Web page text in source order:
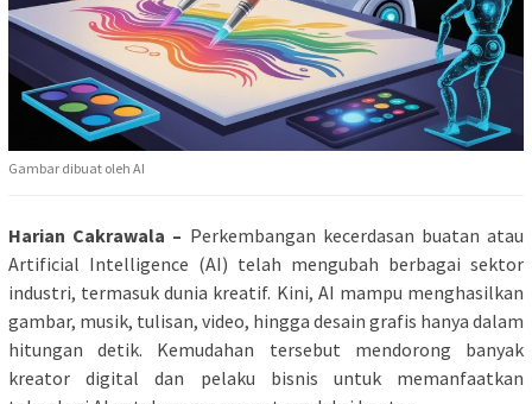
Gambar dibuat oleh AI
Harian Cakrawala – Perkembangan kecerdasan buatan atau
Artificial Intelligence (AI) telah mengubah berbagai sektor
industri, termasuk dunia kreatif. Kini, AI mampu menghasilkan
gambar, musik, tulisan, video, hingga desain grafis hanya dalam
hitungan detik. Kemudahan tersebut mendorong banyak
kreator digital dan pelaku bisnis untuk memanfaatkan